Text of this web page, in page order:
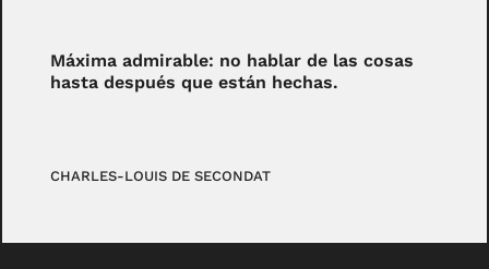
Máxima admirable: no hablar de las cosas
hasta después que están hechas.
CHARLES-LOUIS DE SECONDAT